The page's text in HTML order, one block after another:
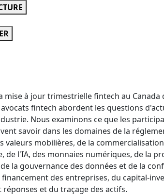
mise à jour trimestrielle fintech au Canada
avocats fintech abordent les questions
Nous examinons ce que les
savoir dans les domaines de la
valeurs mobilières, de la
de l'IA, des monnaies numériques, de la
la gouvernance des données et de la
des entreprises, du capital-
réponses et du traçage des actifs.